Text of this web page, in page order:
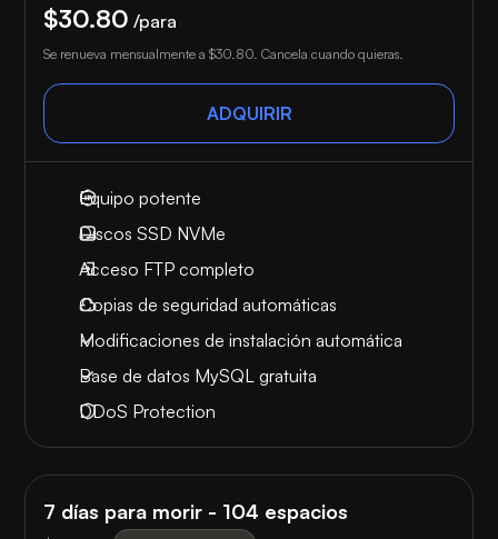
$30.80 /para
Se renueva mensualmente a $30.80 . Cancela cuando quieras.
ADQUIRIR
Equipo potente
Discos SSD NVMe
Acceso FTP completo
Copias de seguridad automáticas
Modificaciones de instalación automática
Base de datos MySQL gratuita
DDoS Protection
7 días para morir - 104 espacios